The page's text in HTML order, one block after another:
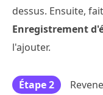
dessus. Ensuite,
Enregistrement
l'ajouter.
Étape 2